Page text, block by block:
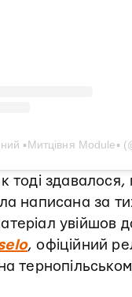
▪️Митцівня Module▪️
тоді здавалося,
написана за
увійшов
, офіційний